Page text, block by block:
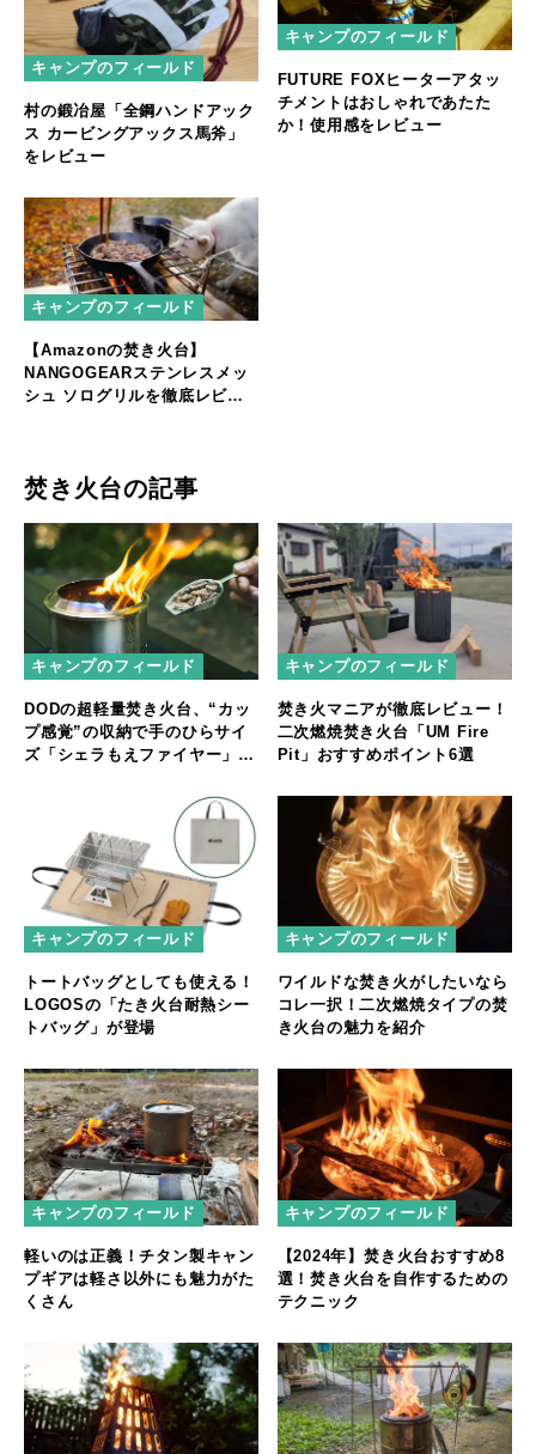
キャンプのフィールド
村の鍛冶屋「全鋼ハンドアック
ス カービングアックス馬斧」
をレビュー
キャンプのフィールド
FUTURE FOXヒーターアタッ
チメントはおしゃれであたた
か！使用感をレビュー
キャンプのフィールド
【Amazonの焚き火台】
NANGOGEARステンレスメッ
シュ ソログリルを徹底レビュ
焚き火台の記事
キャンプのフィールド
DODの超軽量焚き火台、“カッ
プ感覚”の収納で手のひらサイ
ズ「シェラもえファイヤー」登
キャンプのフィールド
焚き火マニアが徹底レビュー！
二次燃焼焚き火台「UM Fire
Pit」おすすめポイント6選
キャンプのフィールド
トートバッグとしても使える！
LOGOSの「たき火台耐熱シー
トバッグ」が登場
キャンプのフィールド
ワイルドな焚き火がしたいなら
コレ一択！二次燃焼タイプの焚
き火台の魅力を紹介
キャンプのフィールド
軽いのは正義！チタン製キャン
プギアは軽さ以外にも魅力がた
くさん
キャンプのフィールド
【2024年】焚き火台おすすめ8
選！焚き火台を自作するための
テクニック